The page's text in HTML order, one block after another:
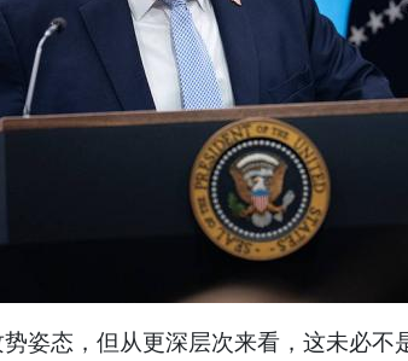
姿态，但从更深层次来看，这未必